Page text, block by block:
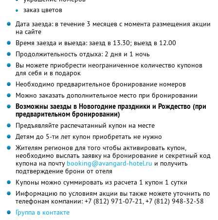
заказ цветов
Дата заезда: в течение 3 месяцев с момента размещения акции
на сайте
Время заезда и выезда: заезд в 13.30; выезд в 12.00
Продолжительность отдыха: 2 дня и 1 ночь
Вы можете приобрести неограниченное количество купонов
для себя и в подарок
Необходимо предварительное бронирование номеров
Можно заказать дополнительное место при бронировании
Возможны заезды в Новогодние праздники и Рождество (при
предварительном бронировании)
Предъявляйте распечатанный купон на месте
Детям до 5-ти лет купон приобретать не нужно
Жителям регионов для того чтобы активировать купон,
необходимо выслать заявку на бронирование и секретный код
купона на почту booking@avangard-hotel.ru и получить
подтверждение брони от отеля
Купоны можно суммировать из расчета 1 купон 1 сутки
Информацию по условиям акции вы также можете уточнить по
телефонам компании: +7 (812) 971-07-21, +7 (812) 948-32-58
Группа в контакте